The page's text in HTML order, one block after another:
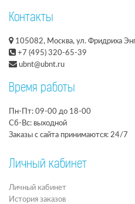
Контакты
105082, Москва, ул. Фридриха
+7 (495) 320-65-39
ubnt@ubnt.ru
Время работы
Пн-Пт: 09-00 до 18-00
Сб-Вс: выходной
Заказы с сайта принимаются: 24/7
Личный кабинет
Личный кабинет
История заказов